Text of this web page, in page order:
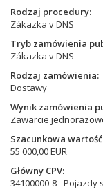
Rodzaj procedury
Zákazka v DNS
Tryb zamówienia
Zákazka v DNS
Rodzaj zamówienia
Dostawy
Wynik zamówienia
Zawarcie
Szacunkowa
55 000,00 EUR
Główny CPV
34100000-8 - Pojazdy